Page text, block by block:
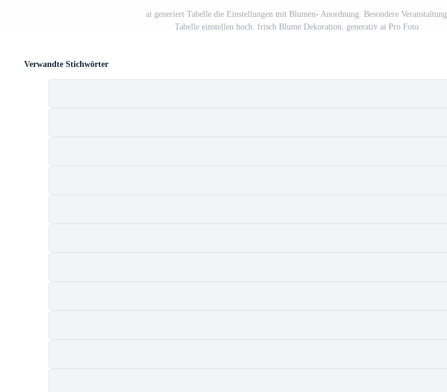
ai generiert Tabelle die Einstellungen mit Blumen- Anordnung. Besondere Veranstaltung
Tabelle einstellen hoch. frisch Blume Dekoration. generativ ai Pro Foto
Verwandte Stichwörter